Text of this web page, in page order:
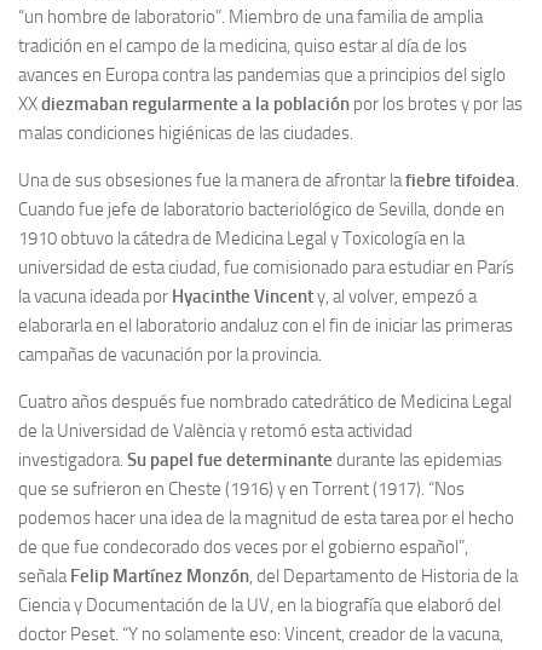
“un hombre de laboratorio”. Miembro de una familia de amplia
tradición en el campo de la medicina, quiso estar al día de los
avances en Europa contra las pandemias que a principios del siglo
XXdiezmaban regularmente a la población por los brotes y por las
malas condiciones higiénicas de las ciudades.
Una de sus obsesiones fue la manera de afrontar lafiebre tifoidea.
Cuando fue jefe de laboratorio bacteriológico de Sevilla, donde en
1910 obtuvo la cátedra de Medicina Legal y Toxicología en la
universidad de esta ciudad, fue comisionado para estudiar en París
la vacuna ideada por Hyacinthe Vincenty, al volver, empezó a
elaborarla en el laboratorio andaluz con el fin de iniciar las primeras
campañas de vacunación por la provincia.
Cuatro años después fue nombrado catedrático de Medicina Legal
de la Universidad de València y retomó esta actividad
investigadora. Su papel fue determinante durante las epidemias
que se sufrieron en Cheste (1916) y en Torrent (1917). “Nos
podemos hacer una idea de la magnitud de esta tarea por el hecho
de que fue condecorado dos veces por el gobierno español”,
señalaFelip Martínez Monzón, del Departamento de Historia de la
Ciencia y Documentación de la UV, en la biografía que elaboró del
doctor Peset. “Y no solamente eso: Vincent, creador de la vacuna,